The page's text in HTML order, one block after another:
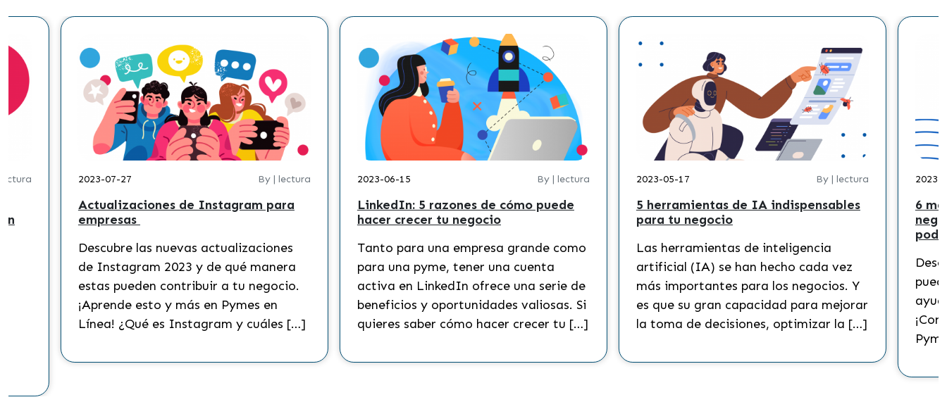
2023-07-27 By | lectura
Actualizaciones de Instagram para
empresas
Descubre las nuevas actualizaciones
de Instagram 2023 y de qué manera
estas pueden contribuir a tu negocio.
¡Aprende esto y más en Pymes en
Línea! ¿Qué es Instagram y cuáles […]
2023-06-15 By | lectura
LinkedIn: 5 razones de cómo puede
hacer crecer tu negocio
Tanto para una empresa grande como
para una pyme, tener una cuenta
activa en LinkedIn ofrece una serie de
beneficios y oportunidades valiosas. Si
quieres saber cómo hacer crecer tu […]
2023-05-17 By | lectura
5 herramientas de IA indispensables
para tu negocio
Las herramientas de inteligencia
artificial (IA) se han hecho cada vez
más importantes para los negocios. Y
es que su gran capacidad para mejorar
la toma de decisiones, optimizar la […]
2023-
6